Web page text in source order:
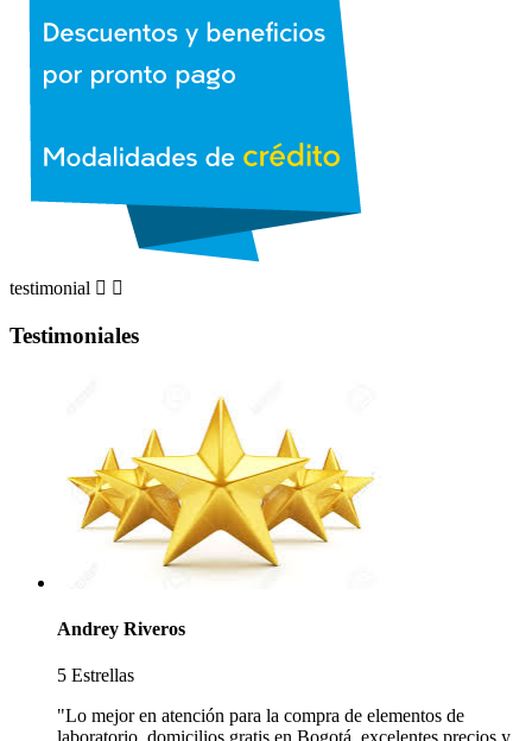
testimonial  
Testimoniales
Andrey Riveros
5 Estrellas
"Lo mejor en atención para la compra de elementos de